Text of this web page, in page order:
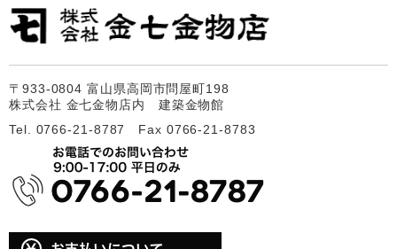
〒933-0804 富山県高岡市問屋町198
株式会社 金七金物店内 建築金物館
Tel. 0766-21-8787 Fax 0766-21-8783